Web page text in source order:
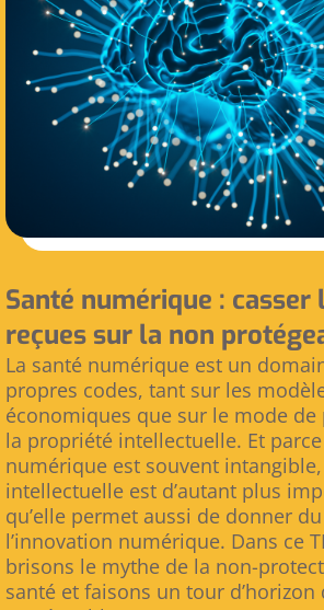
Santé numérique : casser
reçues sur la non
La santé numérique est un
propres codes, tant sur les
économiques que sur le mode
la propriété intellectuelle. Et
numérique est souvent
intellectuelle est d’autant plus
qu’elle permet aussi de donner
l’innovation numérique. Dans ce
brisons le mythe de la non-
santé et faisons un tour d’horizon